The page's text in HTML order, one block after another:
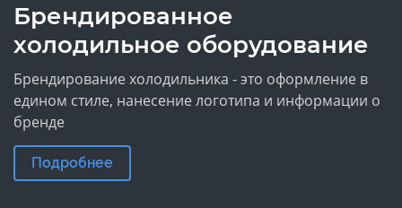
Брендированное
холодильное оборудование
Брендирование холодильника - это оформление в
едином стиле, нанесение логотипа и информации о
бренде
Подробнее